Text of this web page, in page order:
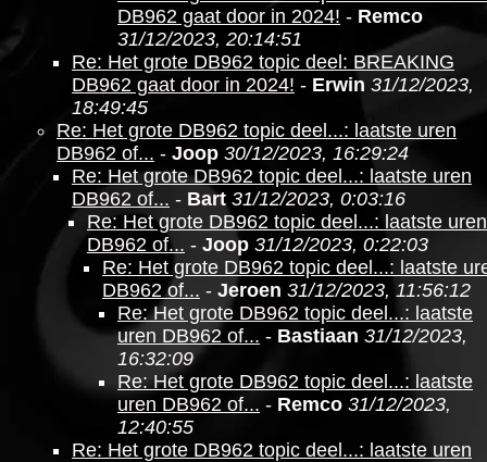
DB962 gaat door in 2024! - Remco
31/12/2023, 20:14:51
Re: Het grote DB962 topic deel: BREAKING
DB962 gaat door in 2024! - Erwin 31/12/2023,
18:49:45
Re: Het grote DB962 topic deel...: laatste uren
DB962 of... - Joop 30/12/2023, 16:29:24
Re: Het grote DB962 topic deel...: laatste uren
DB962 of... - Bart 31/12/2023, 0:03:16
Re: Het grote DB962 topic deel...: laatste uren
DB962 of... - Joop 31/12/2023, 0:22:03
Re: Het grote DB962 topic deel...: laatste
DB962 of... - Jeroen 31/12/2023, 11:56:12
Re: Het grote DB962 topic deel...: laatste
uren DB962 of... - Bastiaan 31/12/2023,
16:32:09
Re: Het grote DB962 topic deel...: laatste
uren DB962 of... - Remco 31/12/2023,
12:40:55
Re: Het grote DB962 topic deel...: laatste uren